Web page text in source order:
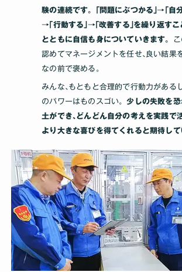
験の連続です。｢問題にぶつかる｣→｢自
→｢行動する｣→｢改善する｣を繰り返すこ
とともに自信も身についていきます。
認めてマネージメントを任せ､良い結果
なの前で褒める｡
みんな､もともと合理的で行動力がある
のパワーはものスゴい。少しの失敗を
土ができ､どんどん自分の考えを実践で
より大きな喜びを得てくれると期待して